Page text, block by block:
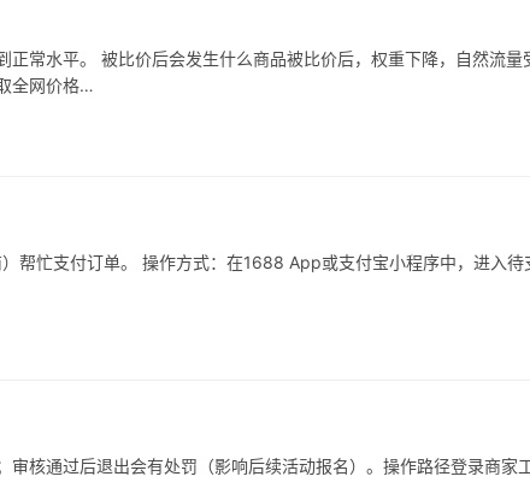
常水平。 被比价后会发生什么商品被比价后，权重下降，自然流量
全网价格…
帮忙支付订单。 操作方式：在1688 App或支付宝小程序中，进入待
核通过后退出会有处罚（影响后续活动报名）。操作路径登录商家